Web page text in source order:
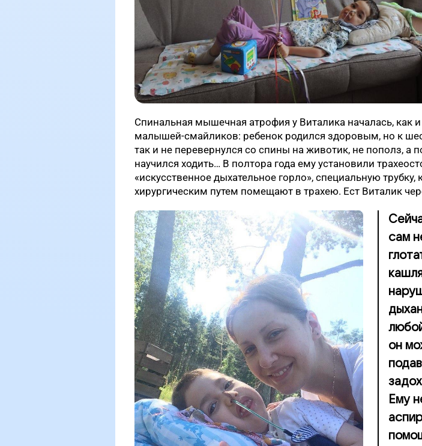
Спинальная мышечная атрофия у Виталика началась, как
малышей-смайликов: ребенок родился здоровым, но к
так и не перевернулся со спины на животик, не пополз, а
научился ходить… В полтора года ему установили
«искусственное дыхательное горло», специальную трубку,
хирургическим путем помещают в трахею. Ест Виталик
сам
он
Ему